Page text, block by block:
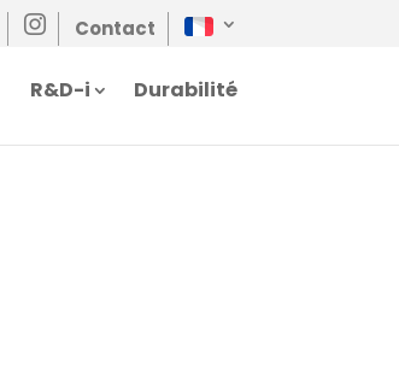
 Contact
R&D-i Durabilité